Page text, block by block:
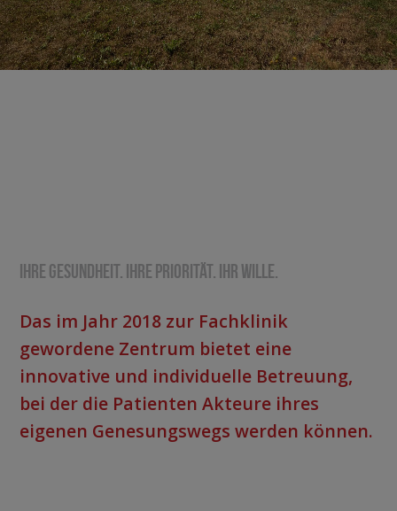
Ihre Gesundheit. Ihre Priorität. Ihr Wille.
Das im Jahr 2018 zur Fachklinik
gewordene Zentrum bietet eine
innovative und individuelle Betreuung,
bei der die Patienten Akteure ihres
eigenen Genesungswegs werden können.